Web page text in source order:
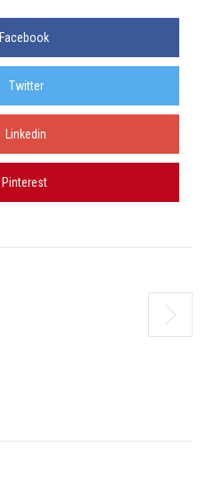
Facebook
Twitter
Linkedin
Pinterest